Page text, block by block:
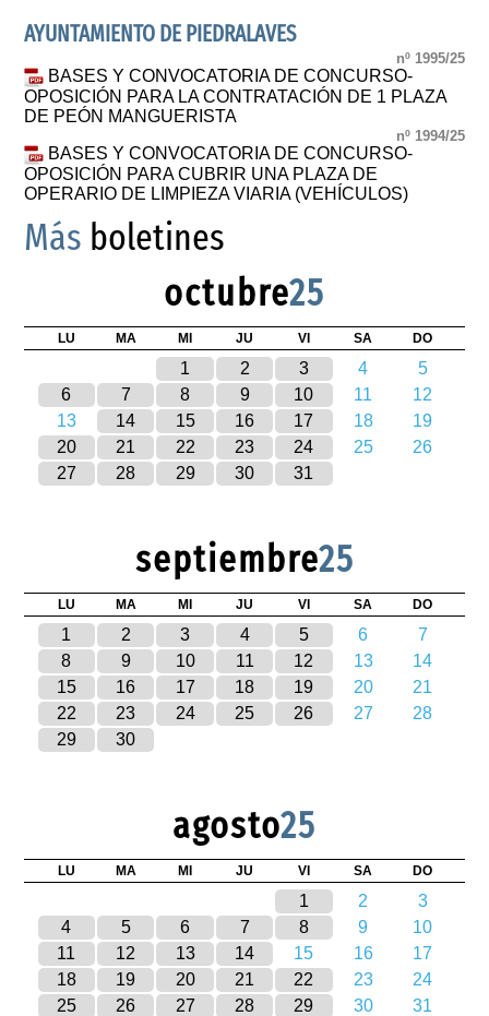
AYUNTAMIENTO DE PIEDRALAVES
nº 1995/25
BASES Y CONVOCATORIA DE CONCURSO-
OPOSICIÓN PARA LA CONTRATACIÓN DE 1 PLAZA
DE PEÓN MANGUERISTA
nº 1994/25
BASES Y CONVOCATORIA DE CONCURSO-
OPOSICIÓN PARA CUBRIR UNA PLAZA DE
OPERARIO DE LIMPIEZA VIARIA (VEHÍCULOS)
Más boletines
octubre25
LU MA MI JU VI SA DO
1 2 3 4
5
6
7 8 9 10 11
12
13
14 15 16 17 18
19
20
21 22 23 24 25
26
27
28 29 30 31
septiembre25
LU MA MI JU VI SA DO
1 2 3 4 5 6
7
8
9 10 11 12 13
14
15
16 17 18 19 20
21
22
23 24 25 26 27
28
29
30
agosto25
LU MA MI JU VI SA DO
1 2
3
4
5 6 7 8 9
10
11
12 13 14 15 16
17
18
19 20 21 22 23
24
25
26 27 28 29 30 31